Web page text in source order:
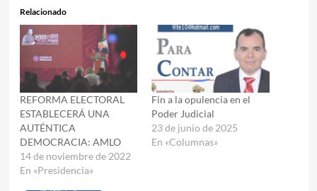
Relacionado
REFORMA ELECTORAL
ESTABLECERÁ UNA
AUTÉNTICA
DEMOCRACIA: AMLO
14 de noviembre de 2022
En «Presidencia»
Fin a la opulencia en el
Poder Judicial
23 de junio de 2025
En «Columnas»